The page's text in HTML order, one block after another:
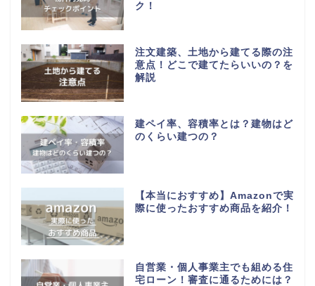
ク！
注文建築、土地から建てる際の注
意点！どこで建てたらいいの？を
解説
建ペイ率、容積率とは？建物はど
のくらい建つの？
【本当におすすめ】Amazonで実
際に使ったおすすめ商品を紹介！
自営業・個人事業主でも組める住
宅ローン！審査に通るためには？